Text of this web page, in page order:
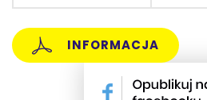
INFORMACJA